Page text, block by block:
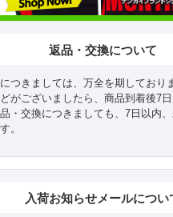
返品・交換について
つきましては、万全を期しており
がございましたら、商品到着後7
・交換につきましても、7日以内
。
入荷お知らせメールについ